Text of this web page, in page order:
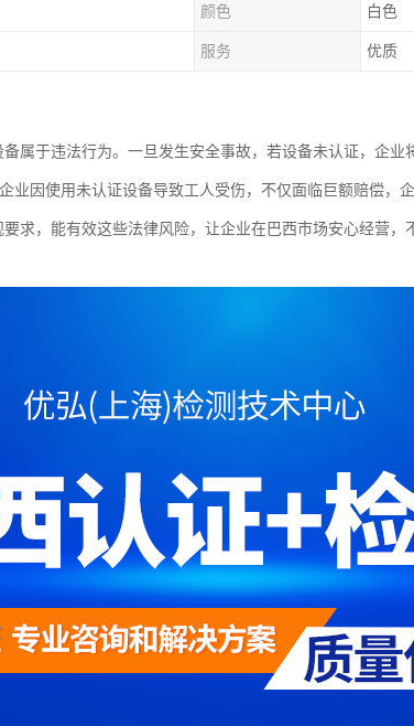
颜色 白色
服务 优质
属于违法行为。一旦发生安全事故，若设备未认证，企业
业因使用未认证设备导致工人受伤，不仅面临巨额赔偿，
求，能有效这些法律风险，让企业在巴西市场安心经营，